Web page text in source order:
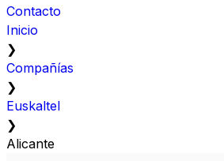
Contacto
Inicio
❯
Compañías
❯
Euskaltel
❯
Alicante